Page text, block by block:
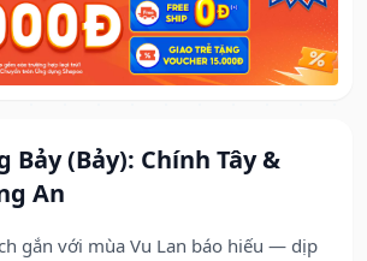
Bảy (Bảy): Chính Tây &
An
gắn với mùa Vu Lan báo hiếu — dịp